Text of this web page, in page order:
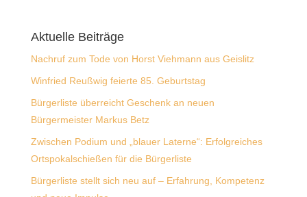
Aktuelle Beiträge
Nachruf zum Tode von Horst Viehmann aus Geislitz
Winfried Reußwig feierte 85. Geburtstag
Bürgerliste überreicht Geschenk an neuen
Bürgermeister Markus Betz
Zwischen Podium und „blauer Laterne“: Erfolgreiches
Ortspokalschießen für die Bürgerliste
Bürgerliste stellt sich neu auf – Erfahrung, Kompetenz